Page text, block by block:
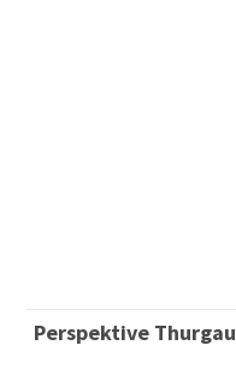
Perspektive Thurgau